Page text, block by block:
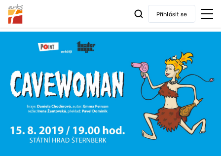
Přihlásit se